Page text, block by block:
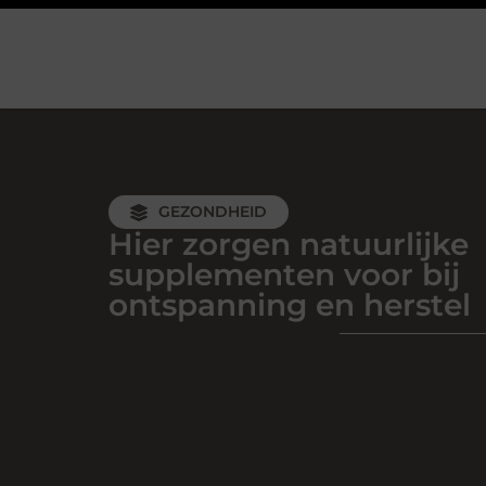
GEZONDHEID
Hier zorgen natuurlijke
supplementen voor bij
ontspanning en herstel